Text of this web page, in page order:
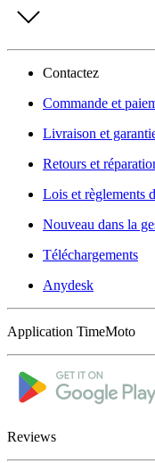
Contactez
Commande et
Livraison et
Retours et
Lois et règlements
Nouveau dans la
Téléchargements
Anydesk
Application TimeMoto
Reviews